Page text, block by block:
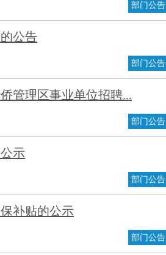
部门公告
公告
部门公告
管理区事业单位招聘...
部门公告
示
部门公告
补贴的公示
部门公告